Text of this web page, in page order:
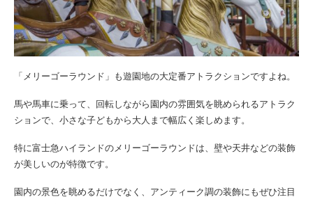
「メリーゴーラウンド」も遊園地の大定番アトラクションですよね。
馬や馬車に乗って、回転しながら園内の雰囲気を眺められるアトラク
ションで、小さな子どもから大人まで幅広く楽しめます。
特に富士急ハイランドのメリーゴーラウンドは、壁や天井などの装飾
が美しいのが特徴です。
園内の景色を眺めるだけでなく、アンティーク調の装飾にもぜひ注目